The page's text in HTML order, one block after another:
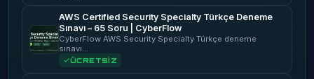
AWS Certified Security Specialty Türkçe Deneme
Sınavı – 65 Soru | CyberFlow
CyberFlow AWS Security Specialty Türkçe deneme
sınavı…
ÜCRETSİZ